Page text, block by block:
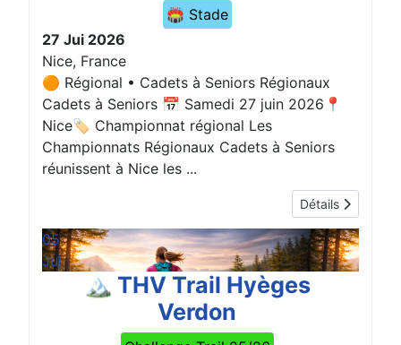
🏟️ Stade
27 Jui 2026
Nice, France
🟠 Régional • Cadets à Seniors Régionaux
Cadets à Seniors 📅 Samedi 27 juin 2026📍
Nice🏷️ Championnat régional Les
Championnats Régionaux Cadets à Seniors
réunissent à Nice les ...
Détails
05
Jul
🏔️ THV Trail Hyèges
Verdon